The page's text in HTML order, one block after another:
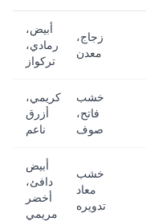
زجاج،
معدن
أبيض،
رمادي،
تركواز
خشب
فاتح،
صوف
كريمي،
أزرق
ناعم
خشب
معاد
تدويره
أبيض
دافئ،
أخضر
مريمي